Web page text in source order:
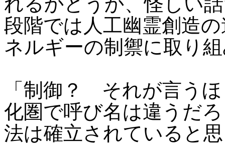
段階では人工幽霊創造
ネルギーの制禦に取り
「制御？ それが言う
化圏で呼び名は違うだ
法は確立されていると